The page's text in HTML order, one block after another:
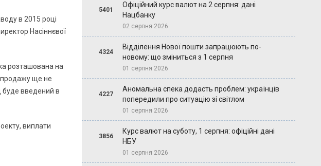
в 2015 році
Насіннєвої
розташована на
продажу ще не
буде введений в
виплати
5401
Офіційний курс валют на 2 серпня: дані
Нацбанку
02 серпня 2026
4324
Відділення Нової пошти запрацюють по-
новому: що зміниться з 1 серпня
01 серпня 2026
4227
Аномальна спека додасть проблем: українців
попередили про ситуацію зі світлом
01 серпня 2026
3856
Курс валют на суботу, 1 серпня: офіційні дані
НБУ
01 серпня 2026